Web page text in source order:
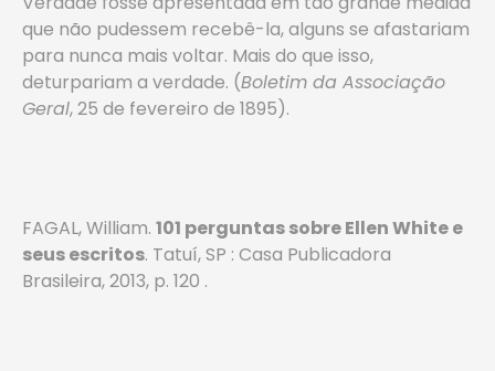
que não pudessem recebê-la, alguns se afastariam
para nunca mais voltar. Mais do que isso,
deturpariam a verdade. (Boletim da Associação
Geral, 25 de fevereiro de 1895).
FAGAL, William. 101 perguntas sobre Ellen White e
seus escritos. Tatuí, SP : Casa Publicadora
Brasileira, 2013, p. 120 .